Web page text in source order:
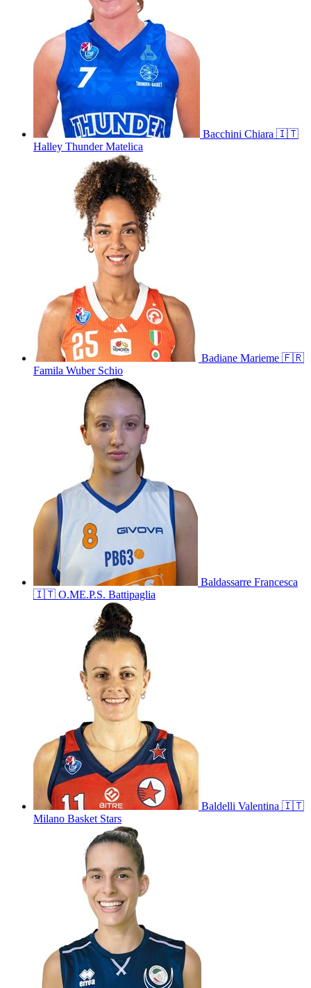
Bacchini Chiara 🇮🇹
Halley Thunder Matelica
Badiane Marieme 🇫🇷
Famila Wuber Schio
Baldassarre Francesca
🇮🇹 O.ME.P.S. Battipaglia
Baldelli Valentina 🇮🇹
Milano Basket Stars